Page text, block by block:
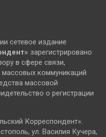
сетевое издание
зарегистрировано
в сфере связи,
коммуникаций
массовой
о регистрации
Корреспондент».
ул. Василия Кучера,